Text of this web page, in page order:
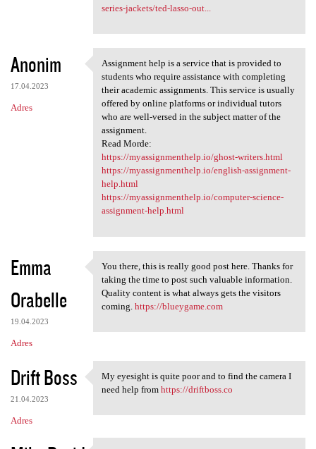
series-jackets/ted-lasso-out...
Anonim
17.04.2023
Adres
Assignment help is a service
Assignment help is a service that is provided to
students who require assistance with completing
their academic assignments. This service is usually
offered by online platforms or individual tutors
who are well-versed in the subject matter of the
assignment.
Read Morde:
https://myassignmenthelp.io/ghost-writers.html
https://myassignmenthelp.io/english-assignment-
help.html
https://myassignmenthelp.io/computer-science-
assignment-help.html
Emma
Orabelle
19.04.2023
Adres
You there, this is really
You there, this is really good post here. Thanks for
taking the time to post such valuable information.
Quality content is what always gets the visitors
coming. https://blueygame.com
Drift Boss
21.04.2023
Adres
My eyesight is quite poor and
My eyesight is quite poor and to find the camera I
need help from https://driftboss.co